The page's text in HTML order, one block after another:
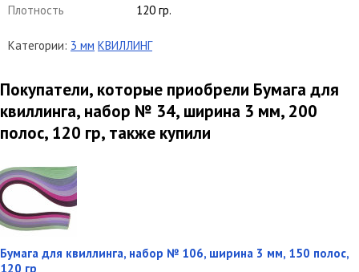
Плотность
120 гр.
Категории: 3 мм КВИЛЛИНГ
Покупатели, которые приобрели Бумага для
квиллинга, набор № 34, ширина 3 мм, 200
полос, 120 гр, также купили
Бумага для квиллинга, набор № 106, ширина 3 мм, 150 полос,
120 гр